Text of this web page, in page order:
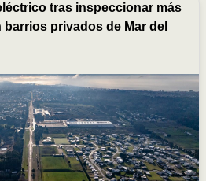
tras inspeccionar más
privados de Mar del